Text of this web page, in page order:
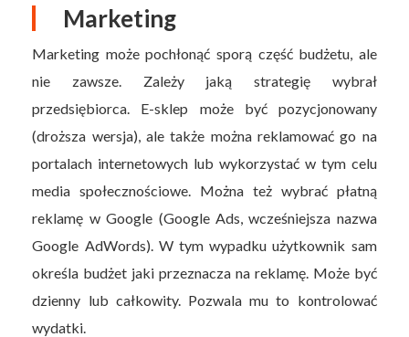
Marketing
Marketing może pochłonąć sporą część budżetu, ale
nie zawsze. Zależy jaką strategię wybrał
przedsiębiorca. E-sklep może być pozycjonowany
(droższa wersja), ale także można reklamować go na
portalach internetowych lub wykorzystać w tym celu
media społecznościowe. Można też wybrać płatną
reklamę w Google (Google Ads, wcześniejsza nazwa
Google AdWords). W tym wypadku użytkownik sam
określa budżet jaki przeznacza na reklamę. Może być
dzienny lub całkowity. Pozwala mu to kontrolować
wydatki.